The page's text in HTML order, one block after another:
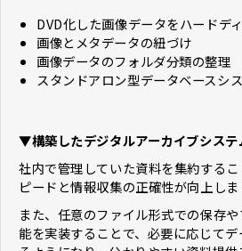
DVD化した画像データをハードデ
画像とメタデータの紐づけ
画像データのフォルダ分類の整理
スタンドアロン型データベースシ
▼構築したデジタルアーカイブシステ
社内で管理していた資料を集約する
ピードと情報収集の正確性が向上しま
また、任意のファイル形式での保存
能を実装することで、必要に応じて